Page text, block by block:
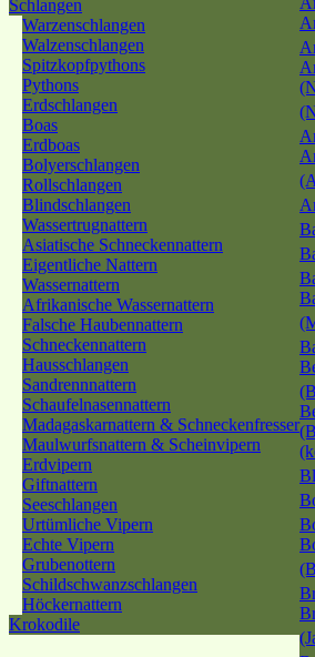
Schlangen
Warzenschlangen
Walzenschlangen
Spitzkopfpythons
Pythons
Erdschlangen
Boas
Erdboas
Bolyerschlangen
Rollschlangen
Blindschlangen
Wassertrugnattern
Asiatische Schneckennattern
Eigentliche Nattern
Wassernattern
Afrikanische Wassernattern
Falsche Haubennattern
Schneckennattern
Hausschlangen
Sandrennnattern
Schaufelnasennattern
Madagaskarnattern & Schneckenfresser
Maulwurfsnattern & Scheinvipern
Erdvipern
Giftnattern
Seeschlangen
Urtümliche Vipern
Echte Vipern
Grubenottern
Schildschwanzschlangen
Höckernattern
Krokodile